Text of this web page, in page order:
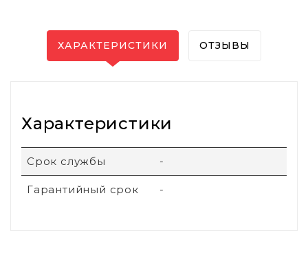
ХАРАКТЕРИСТИКИ ОТЗЫВЫ
Характеристики
Срок службы -
Гарантийный срок -